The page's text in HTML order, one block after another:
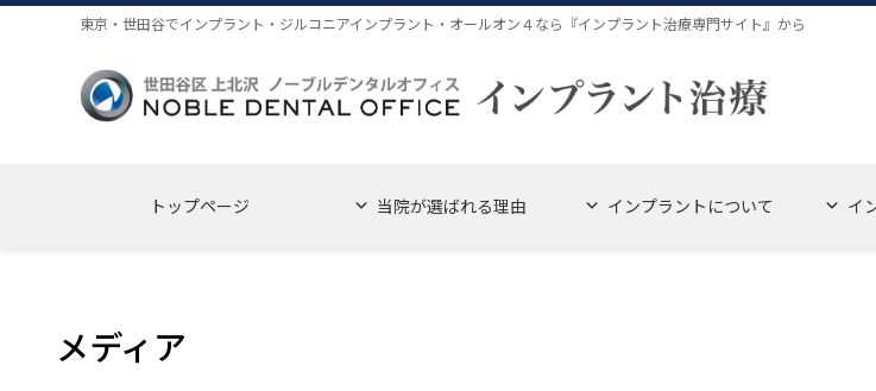
コ
ナ
東京・世田谷でインプラント・ジルコニアインプラント・オールオン４なら『インプラント治療専門サイト』から
トップページ 当院が選ばれる理由 インプラントについて イ
メディア